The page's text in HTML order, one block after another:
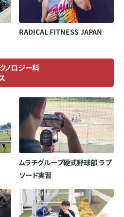
RADICAL FITNESS JAPAN
ノロジー科
ムラチグループ硬式野球部 ラプ
ソード実習